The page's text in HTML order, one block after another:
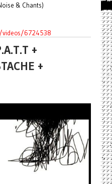
& Chants)
6724538
+
+